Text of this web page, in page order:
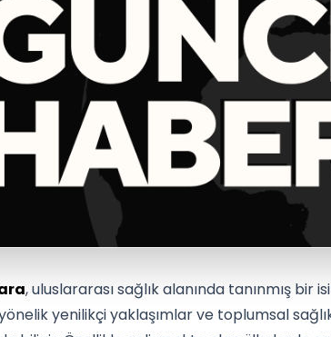
, uluslararası sağlık alanında tanınmış bir
yenilikçi yaklaşımlar ve toplumsal